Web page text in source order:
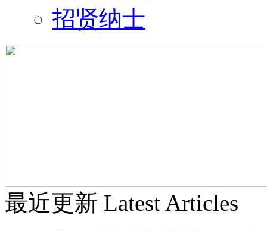
招贤纳士
最近更新 Latest Articles